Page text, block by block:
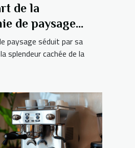
de la
de paysage
la beauté
paysage séduit par sa
splendeur cachée de la